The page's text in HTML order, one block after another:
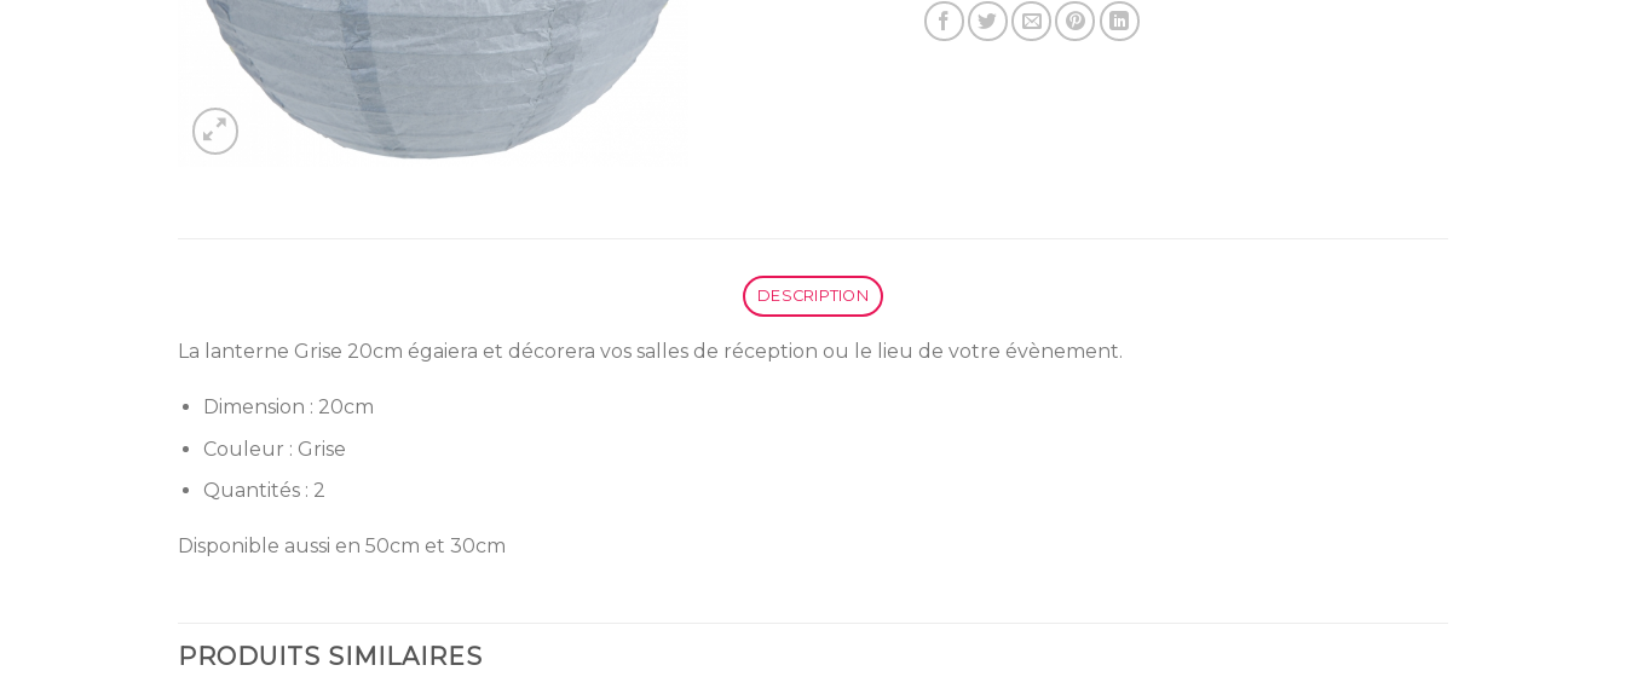
DESCRIPTION
La lanterne Grise 20cm égaiera et décorera vos salles de réception ou le lieu de votre évènement.
Dimension : 20cm
Couleur : Grise
Quantités : 2
Disponible aussi en 50cm et 30cm
PRODUITS SIMILAIRES